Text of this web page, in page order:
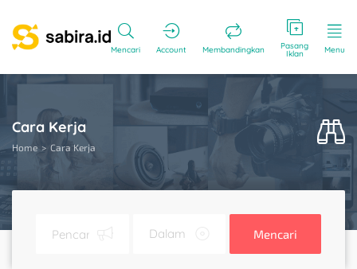
Mencari Account Membandingkan Pasang
Iklan Menu
Cara Kerja
Home Cara Kerja
Mencari